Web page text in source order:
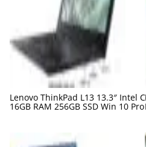
Lenovo ThinkPad L13 13.3″ Intel
16GB RAM 256GB SSD Win 10 Pro